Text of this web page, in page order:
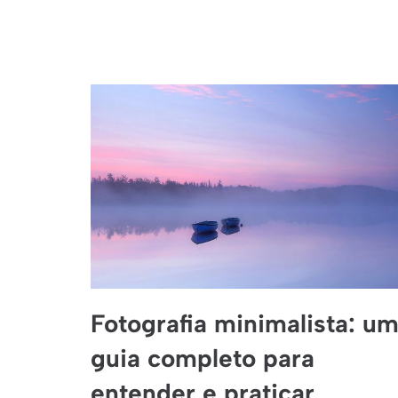
Fotografia minimalista: um
guia completo para